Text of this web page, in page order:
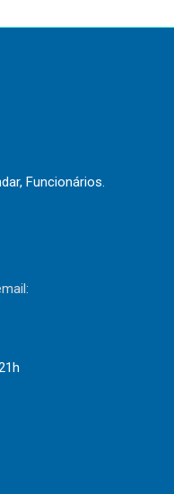
Funcionários.